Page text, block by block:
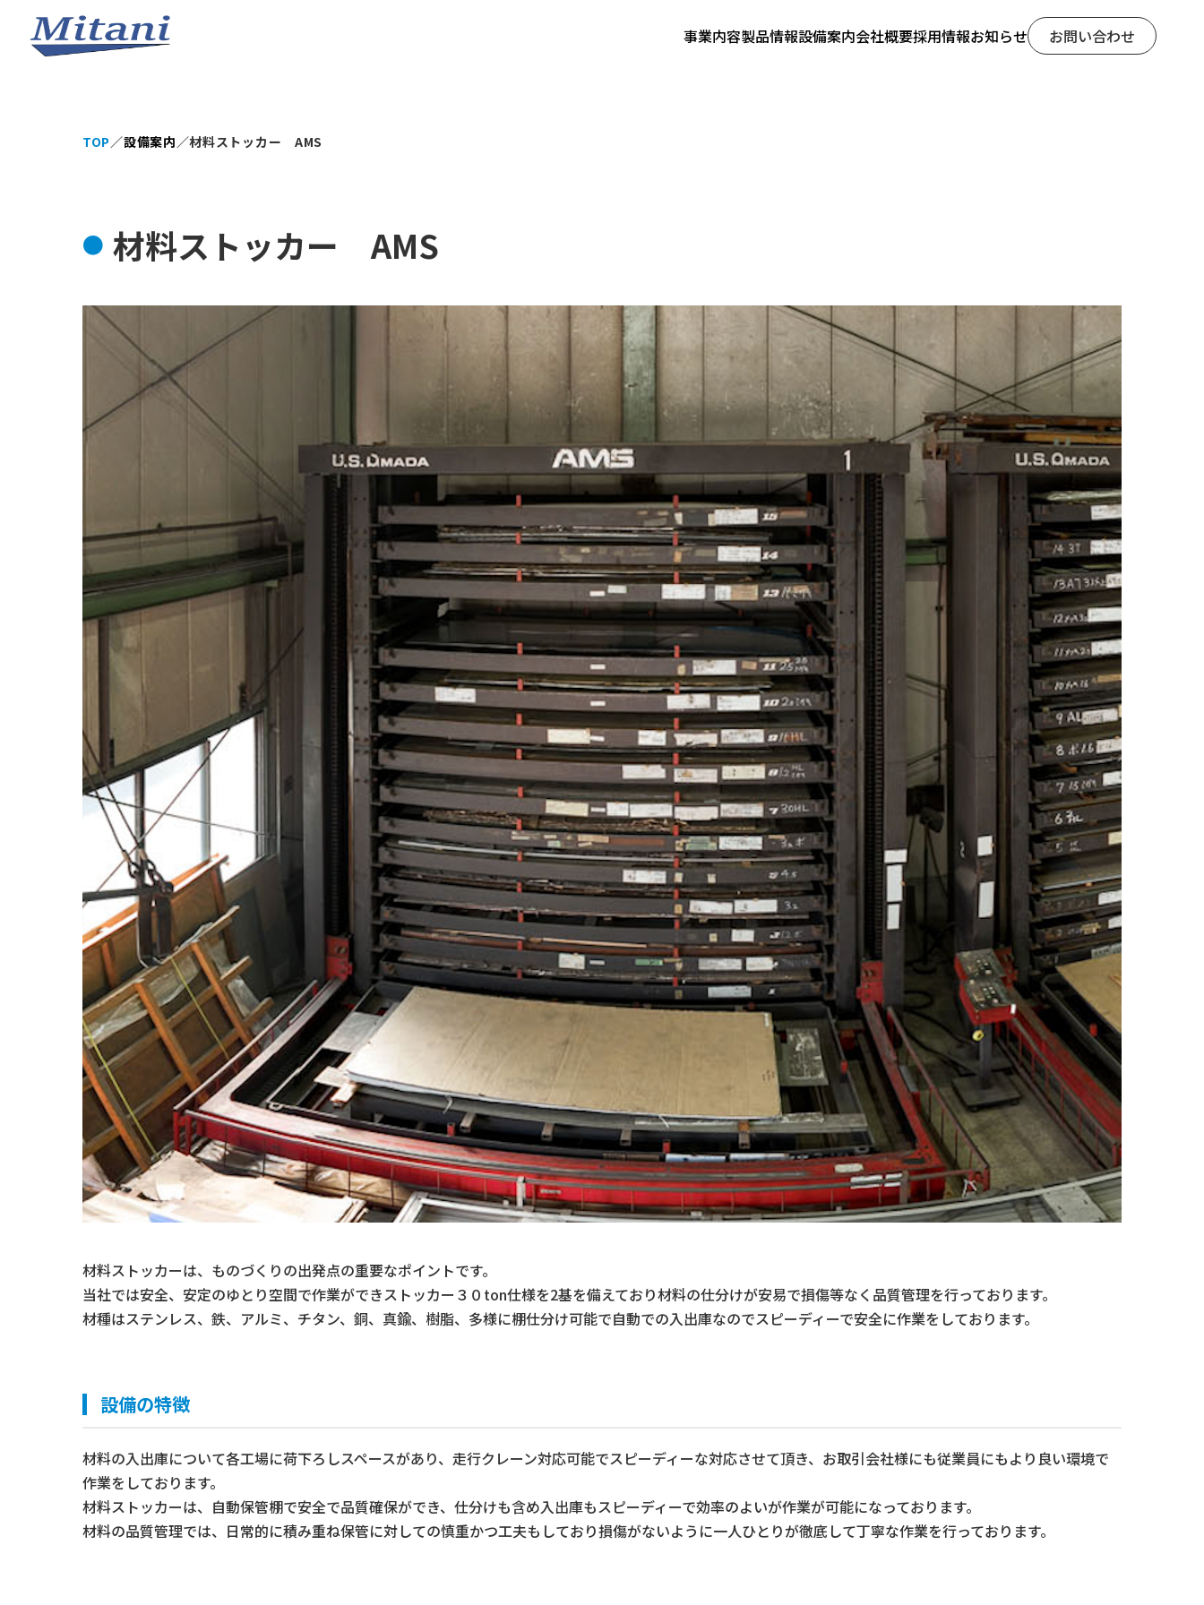
事業内容製品情報設備案内会社概要採用情報お知らせ お問い合わせ
TOP／設備案内／材料ストッカー AMS
材料ストッカー AMS
材料ストッカーは、ものづくりの出発点の重要なポイントです。
当社では安全、安定のゆとり空間で作業ができストッカー３０ton仕様を2基を備えており材料の仕分けが安易で損傷等なく品質管理を行っております。
材種はステンレス、鉄、アルミ、チタン、銅、真鍮、樹脂、多様に棚仕分け可能で自動での入出庫なのでスピーディーで安全に作業をしております。
設備の特徴
材料の入出庫について各工場に荷下ろしスペースがあり、走行クレーン対応可能でスピーディーな対応させて頂き、お取引会社様にも従業員にもより良い環境で
作業をしております。
材料ストッカーは、自動保管棚で安全で品質確保ができ、仕分けも含め入出庫もスピーディーで効率のよいが作業が可能になっております。
材料の品質管理では、日常的に積み重ね保管に対しての慎重かつ工夫もしており損傷がないように一人ひとりが徹底して丁寧な作業を行っております。